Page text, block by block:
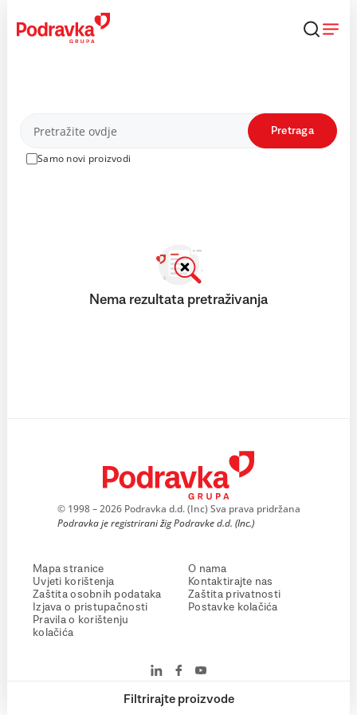
content
Proizvodi
Samo novi proizvodi
Pretraga
Filtrirajte proizvode
Nema rezultata pretraživanja
© 1998 – 2026 Podravka d.d. (Inc) Sva prava pridržana
Podravka je registrirani žig Podravke d.d. (Inc.)
Mapa stranice
Uvjeti korištenja
Zaštita osobnih podataka
Izjava o pristupačnosti
Pravila o korištenju
kolačića
O nama
Kontaktirajte nas
Zaštita privatnosti
Postavke kolačića